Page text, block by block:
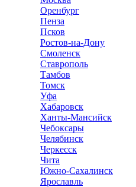
Оренбург
Пенза
Псков
Ростов-на-Дону
Смоленск
Ставрополь
Тамбов
Томск
Уфа
Хабаровск
Ханты-Мансийск
Чебоксары
Челябинск
Черкесск
Чита
Южно-Сахалинск
Ярославль